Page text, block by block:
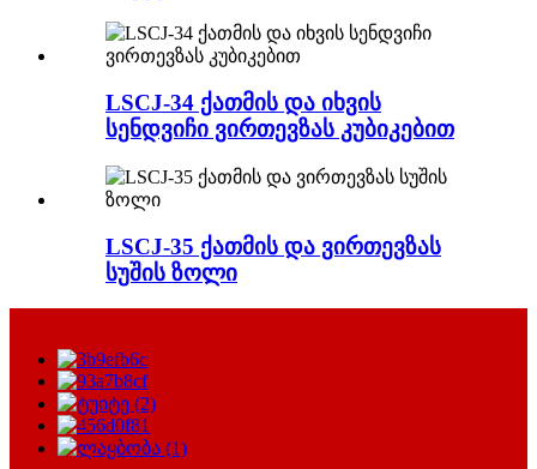
LSCJ-34 ქათმის და იხვის
სენდვიჩი ვირთევზას კუბიკებით
LSCJ-35 ქათმის და ვირთევზას
სუშის ზოლი